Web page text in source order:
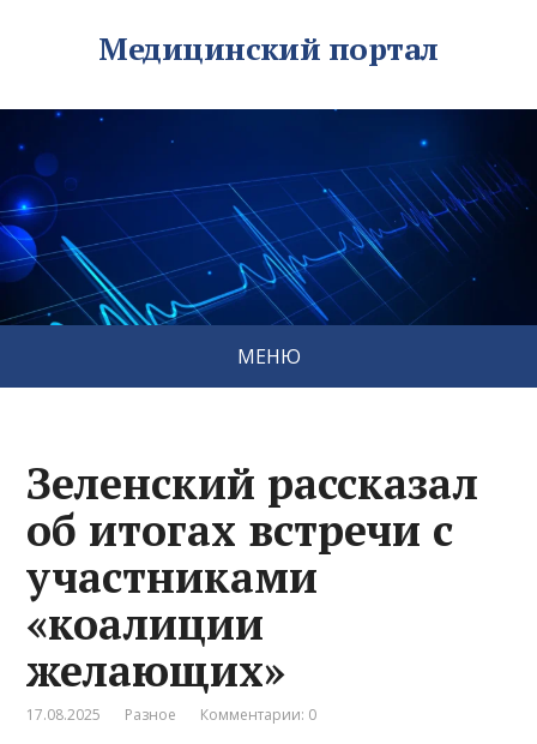
Медицинский портал
МЕНЮ
Зеленский рассказал
об итогах встречи с
участниками
«коалиции
желающих»
17.08.2025 Разное Комментарии: 0